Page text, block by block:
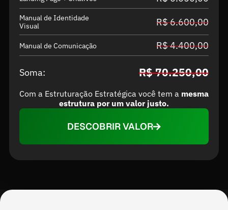
Manual de Identidade
Visual
R$ 6.600,00
Manual de Comunicação R$ 4.400,00
Soma: R$ 70.250,00
Com a Estruturação Estratégica você tem a mesma
estrutura por um valor justo.
DESCOBRIR VALOR